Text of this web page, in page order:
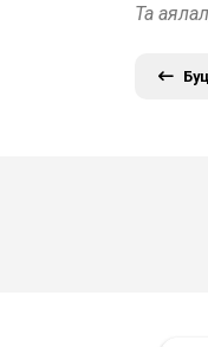
Та